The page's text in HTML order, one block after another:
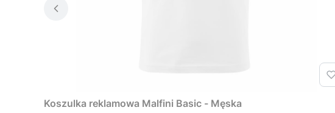
Koszulka reklamowa Malfini Basic - Męska